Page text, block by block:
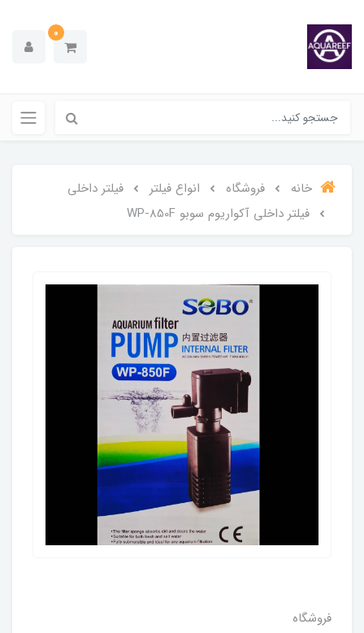
0
خانه فروشگاه انواع فیلتر
فیلتر داخلی
فیلتر داخلی آکواریوم سوبو WP-850F
فروشگاه